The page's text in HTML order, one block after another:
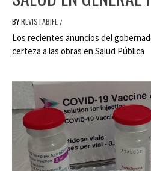
BYREVISTABIFE /
Los recientes anuncios del
certeza a las obras en Salud Pública